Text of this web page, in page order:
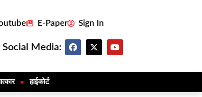
E-Paper Sign In
Social Media:
हाईकोर्ट